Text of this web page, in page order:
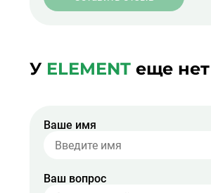
У ELEMENT еще
Ваше имя
Ваш вопрос